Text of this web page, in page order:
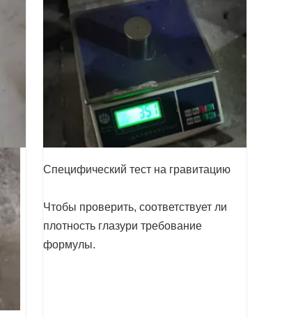
Специфический тест на гравитацию
Чтобы проверить, соответствует ли
плотность глазури требование
формулы.